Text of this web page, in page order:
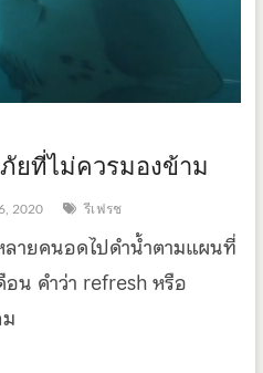
ยที่ไม่ควรมองข้าม
2020 รีเฟรช
ลายคนอดไปดำน้ำตามแผนที่
อน คำว่า​ refresh หรือ​